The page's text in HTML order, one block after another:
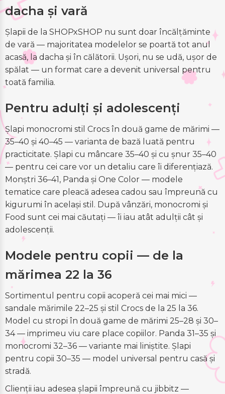
dacha și vară
Șlapii de la SHOPxSHOP nu sunt doar încălțăminte
de vară — majoritatea modelelor se poartă tot anul
acasă, la dacha și în călătorii. Ușori, nu se udă, ușor de
spălat — un format care a devenit universal pentru
toată familia.
Pentru adulți și adolescenți
Șlapi monocromi stil Crocs în două game de mărimi —
35–40 și 40–45 — varianta de bază luată pentru
practicitate. Șlapi cu mâncare 35–40 și cu șnur 35–40
— pentru cei care vor un detaliu care îi diferențiază.
Monștri 36–41, Panda și One Color — modele
tematice care pleacă adesea cadou sau împreună cu
kigurumi în același stil. După vânzări, monocromi și
Food sunt cei mai căutați — îi iau atât adulții cât și
adolescenții.
Modele pentru copii — de la
mărimea 22 la 36
Sortimentul pentru copii acoperă cei mai mici —
sandale mărimile 22–25 și stil Crocs de la 25 la 36.
Model cu stropi în două game de mărimi 25–28 și 30–
34 — imprimeu viu care place copiilor. Panda 31–35 și
monocromi 32–36 — variante mai liniștite. Șlapi
pentru copii 30–35 — model universal pentru casă și
stradă.
Clienții iau adesea șlapii împreună cu jibbitz —